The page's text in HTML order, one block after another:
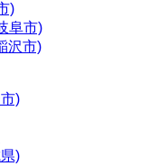
)
阜市)
沢市)
)
)